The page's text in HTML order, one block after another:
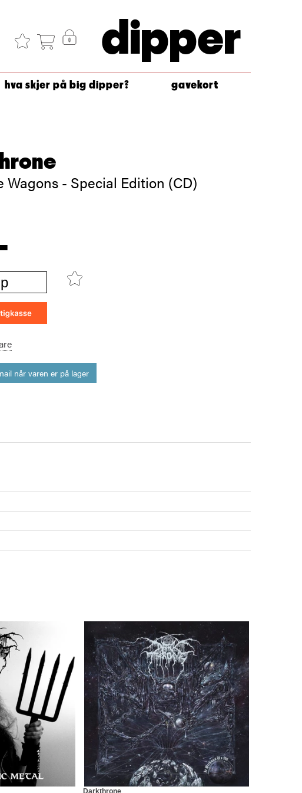
dipper
hva skjer på big dipper? gavekort
Wagons - Special Edition (CD)
når varen er på lager
Darkthrone